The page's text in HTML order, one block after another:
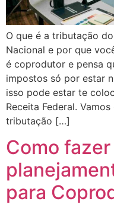
O que é a tributação
Nacional e por que
é coprodutor e pensa
impostos só por estar
isso pode estar te
Receita Federal.
tributação […]
Como fazer
para